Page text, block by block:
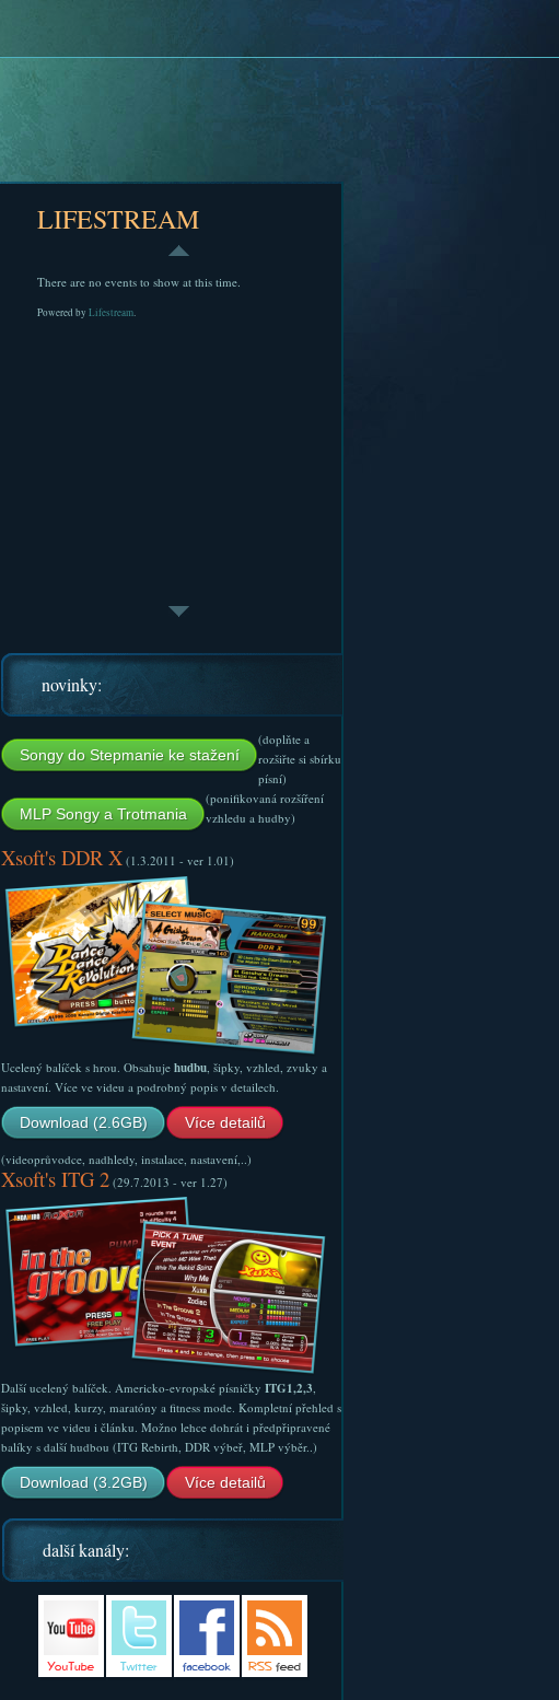
LIFESTREAM
There are no events to show at this time.
Powered by Lifestream.
novinky:
Songy do Stepmanie ke stažení
(doplňte a
rozšiřte si sbírku
písní)
MLP Songy a Trotmania
(ponifikovaná rozšíření
vzhledu a hudby)
Xsoft's DDR X(1.3.2011 - ver 1.01)
Ucelený balíček s hrou. Obsahuje hudbu, šipky, vzhled, zvuky a
nastavení. Více ve videu a podrobný popis v detailech.
Download (2.6GB) Více detailů
(videoprůvodce, nadhledy, instalace, nastavení,..)
Xsoft's ITG 2(29.7.2013 - ver 1.27)
Další ucelený balíček. Americko-evropské písničky ITG1,2,3,
šipky, vzhled, kurzy, maratóny a fitness mode. Kompletní přehled s
popisem ve videu i článku. Možno lehce dohrát i předpřipravené
balíky s další hudbou (ITG Rebirth, DDR výbeř, MLP výběr..)
Download (3.2GB) Více detailů
další kanály: